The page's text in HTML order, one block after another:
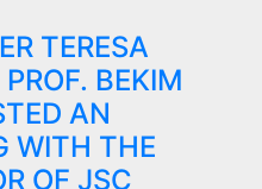
TERESA
BEKIM
AN
WITH THE
OF JSC